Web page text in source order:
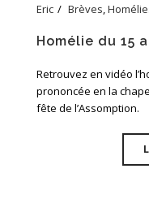
Eric Brèves,
Homélie du 15
Retrouvez en vidéo
prononcée en la
fête de l’Assomption.